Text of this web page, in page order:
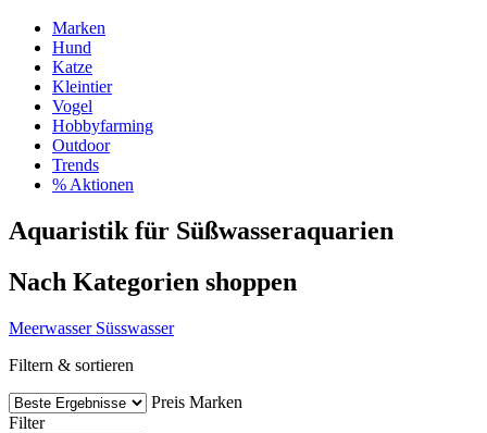
Marken
Hund
Katze
Kleintier
Vogel
Hobbyfarming
Outdoor
Trends
% Aktionen
Aquaristik für Süßwasseraquarien
Nach Kategorien shoppen
Meerwasser Süsswasser
Filtern & sortieren
Preis Marken
Filter